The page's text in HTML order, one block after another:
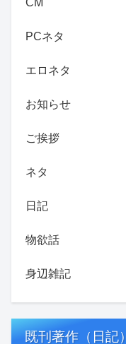
CM
PCネタ
エロネタ
お知らせ
ご挨拶
ネタ
日記
物欲話
身辺雑記
既刊著作（日記）